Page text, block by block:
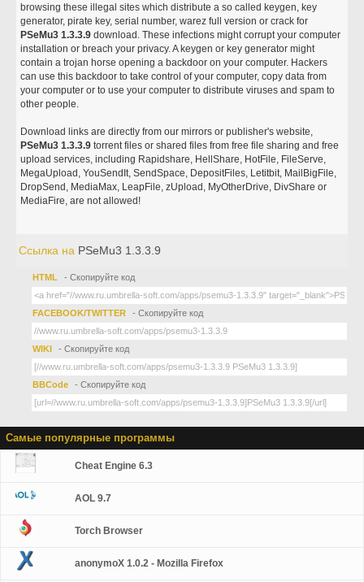
browsing these illegal sites which distribute a so called keygen, key
generator, pirate key, serial number, warez full version or crack for
PSeMu3 1.3.3.9 download. These infections might corrupt your computer
installation or breach your privacy. A keygen or key generator might
contain a trojan horse opening a backdoor on your computer. Hackers
can use this backdoor to take control of your computer, copy data from
your computer or to use your computer to distribute viruses and spam to
other people.
Download links are directly from our mirrors or publisher's website,
PSeMu3 1.3.3.9 torrent files or shared files from free file sharing and free
upload services, including Rapidshare, HellShare, HotFile, FileServe,
MegaUpload, YouSendIt, SendSpace, DepositFiles, Letitbit, MailBigFile,
DropSend, MediaMax, LeapFile, zUpload, MyOtherDrive, DivShare or
MediaFire, are not allowed!
Ссылка на PSeMu3 1.3.3.9
HTML - Скопируйте код
FACEBOOK/TWITTER - Скопируйте код
WIKI - Скопируйте код
BBCode - Скопируйте код
Самые популярные программы
Cheat Engine 6.3
AOL 9.7
Torch Browser
anonymoX 1.0.2 - Mozilla Firefox